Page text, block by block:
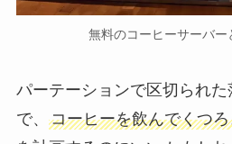
無料のコーヒーサーバー
パーテーションで区切られ
で、 コーヒーを飲んでくつ